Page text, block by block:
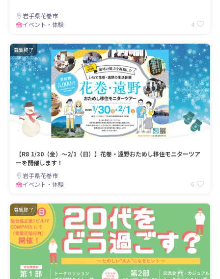
岩手県花巻市
イベント・体験
4
募集終了
【R8 1/30（金）～2/1（日）】花巻・遠野おためし移住モニターツア
ーを開催します！
岩手県花巻市
イベント・体験
6
募集終了